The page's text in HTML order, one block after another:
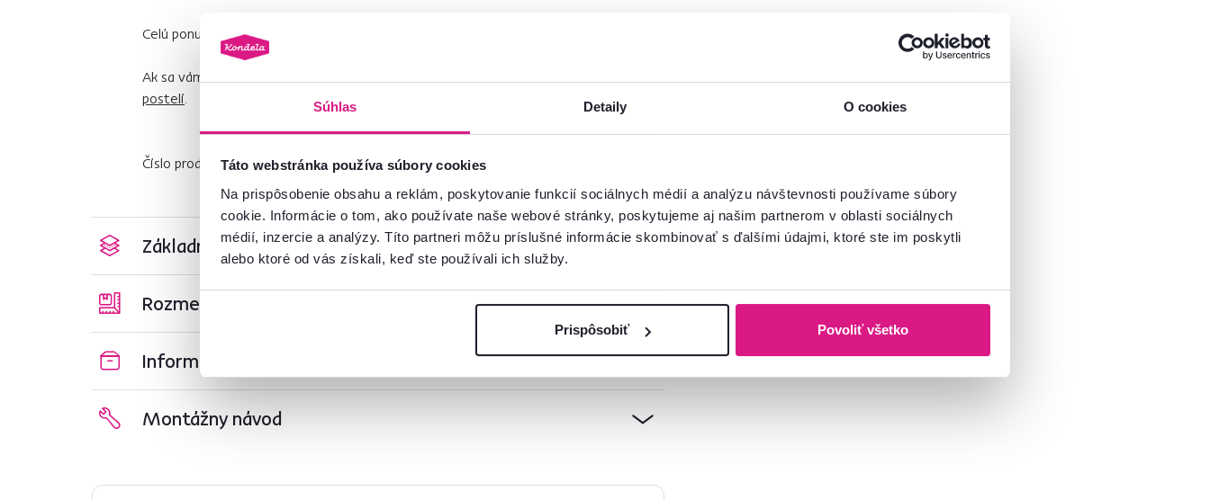
Súhlas Detaily O cookies
Táto webstránka používa súbory cookies
Na prispôsobenie obsahu a reklám, poskytovanie funkcií sociálnych médií a analýzu návštevnosti používame súbory
cookie. Informácie o tom, ako používate naše webové stránky, poskytujeme aj našim partnerom v oblasti sociálnych
médií, inzercie a analýzy. Títo partneri môžu príslušné informácie skombinovať s ďalšími údajmi, ktoré ste im poskytli
alebo ktoré od vás získali, keď ste používali ich služby.
Prispôsobiť Povoliť všetko
Celú ponuku postelí
Ak sa vám nepáči toto prevedenie, vyberte si z veľkej ponuky
postelí
Číslo produktu : 0000404151
Základné parametre
Rozmery a špecifikácie
Informácie o balení
Montážny návod